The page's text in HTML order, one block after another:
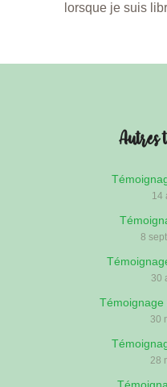
lorsque je suis
Autres
14
8
30
Témoignage
30
28